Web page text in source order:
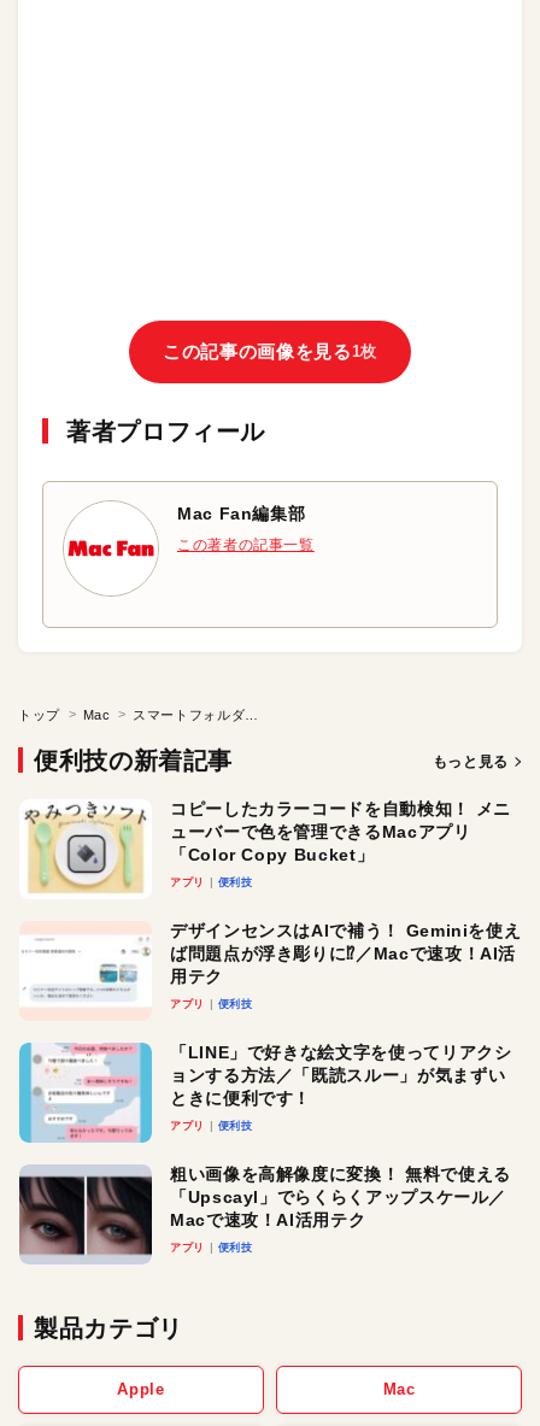
この記事の画像を見る1枚
著者プロフィール
Mac Fan編集部
この著者の記事一覧
トップ Mac
便利技の新着記事 もっと見る
コピーしたカラーコードを自動検知！ メニ
ューバーで色を管理できるMacアプリ
「Color Copy Bucket」
アプリ 便利技
デザインセンスはAIで補う！ Geminiを使え
ば問題点が浮き彫りに⁉︎／Macで速攻！AI活
用テク
アプリ 便利技
「LINE」で好きな絵文字を使ってリアクシ
ョンする方法／「既読スルー」が気まずい
ときに便利です！
アプリ 便利技
粗い画像を高解像度に変換！ 無料で使える
「Upscayl」でらくらくアップスケール／
Macで速攻！AI活用テク
アプリ 便利技
製品カテゴリ
Apple Mac